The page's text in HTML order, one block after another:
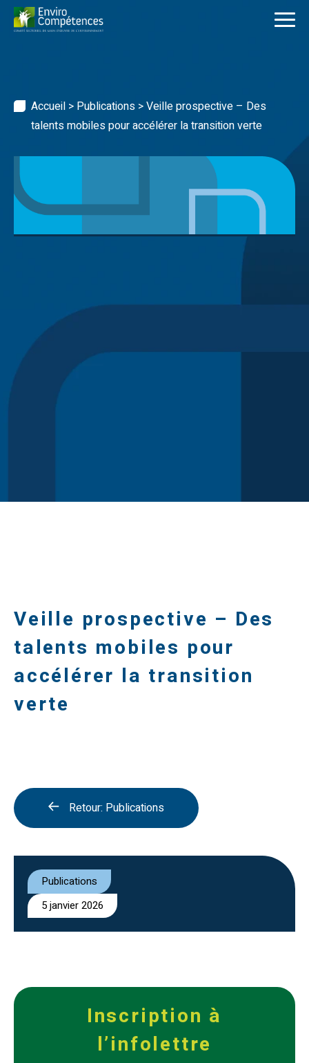
Skip
content
Accueil > Publications >Veille prospective – Des
talents mobiles pour accélérer la transition verte
Publications
5 janvier 2026
Veille prospective – Des
talents mobiles pour
accélérer la transition
verte
Retour: Publications
Inscription à
l’infolettre